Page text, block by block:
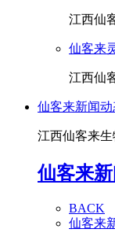
江西仙
仙客来
江西仙
仙客来新闻动
江西仙客来
仙客来
BACK
仙客来